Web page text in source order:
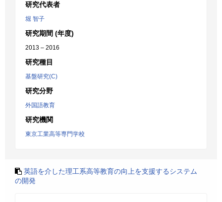
研究代表者
堀 智子
研究期間 (年度)
2013 – 2016
研究種目
基盤研究(C)
研究分野
外国語教育
研究機関
東京工業高等専門学校
英語を介した理工系高等教育の向上を支援するシステム
の開発